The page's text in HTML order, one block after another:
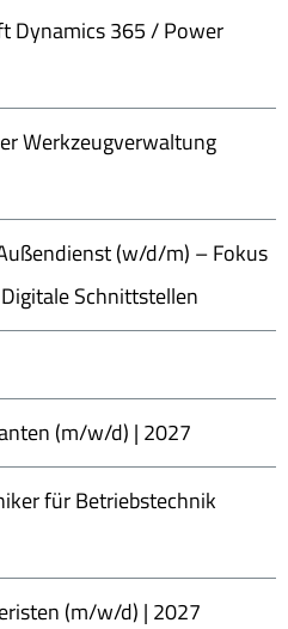
Dynamics 365 / Power
Werkzeugverwaltung
(w/d/m) – Fokus
Schnittstellen
(m/w/d) | 2027
für Betriebstechnik
(m/w/d) | 2027